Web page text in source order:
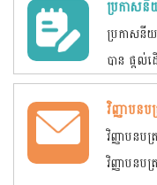
ប្រកាសនី
ប្រកាសនីយ
បាន ផ្តល់ដ
វិញ្ញាបន
វិញ្ញាបនប
វិញ្ញាបនប